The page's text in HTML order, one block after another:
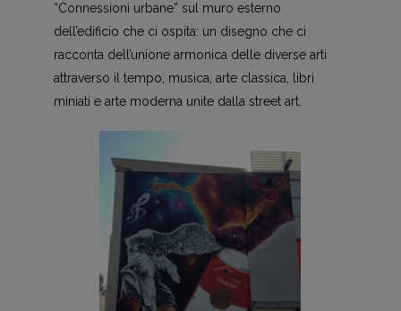
“Connessioni urbane” sul muro esterno
dell’edificio che ci ospita: un disegno che ci
racconta dell’unione armonica delle diverse arti
attraverso il tempo, musica, arte classica, libri
miniati e arte moderna unite dalla street art.